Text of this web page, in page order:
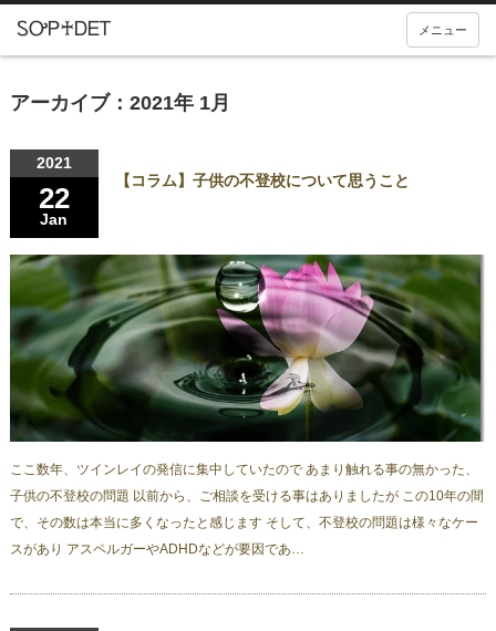
メニュー
アーカイブ：2021年 1月
2021
22
Jan
【コラム】子供の不登校について思うこと
ここ数年、ツインレイの発信に集中していたので あまり触れる事の無かった、
子供の不登校の問題 以前から、ご相談を受ける事はありましたが この10年の間
で、その数は本当に多くなったと感じます そして、不登校の問題は様々なケー
スがあり アスペルガーやADHDなどが要因であ…